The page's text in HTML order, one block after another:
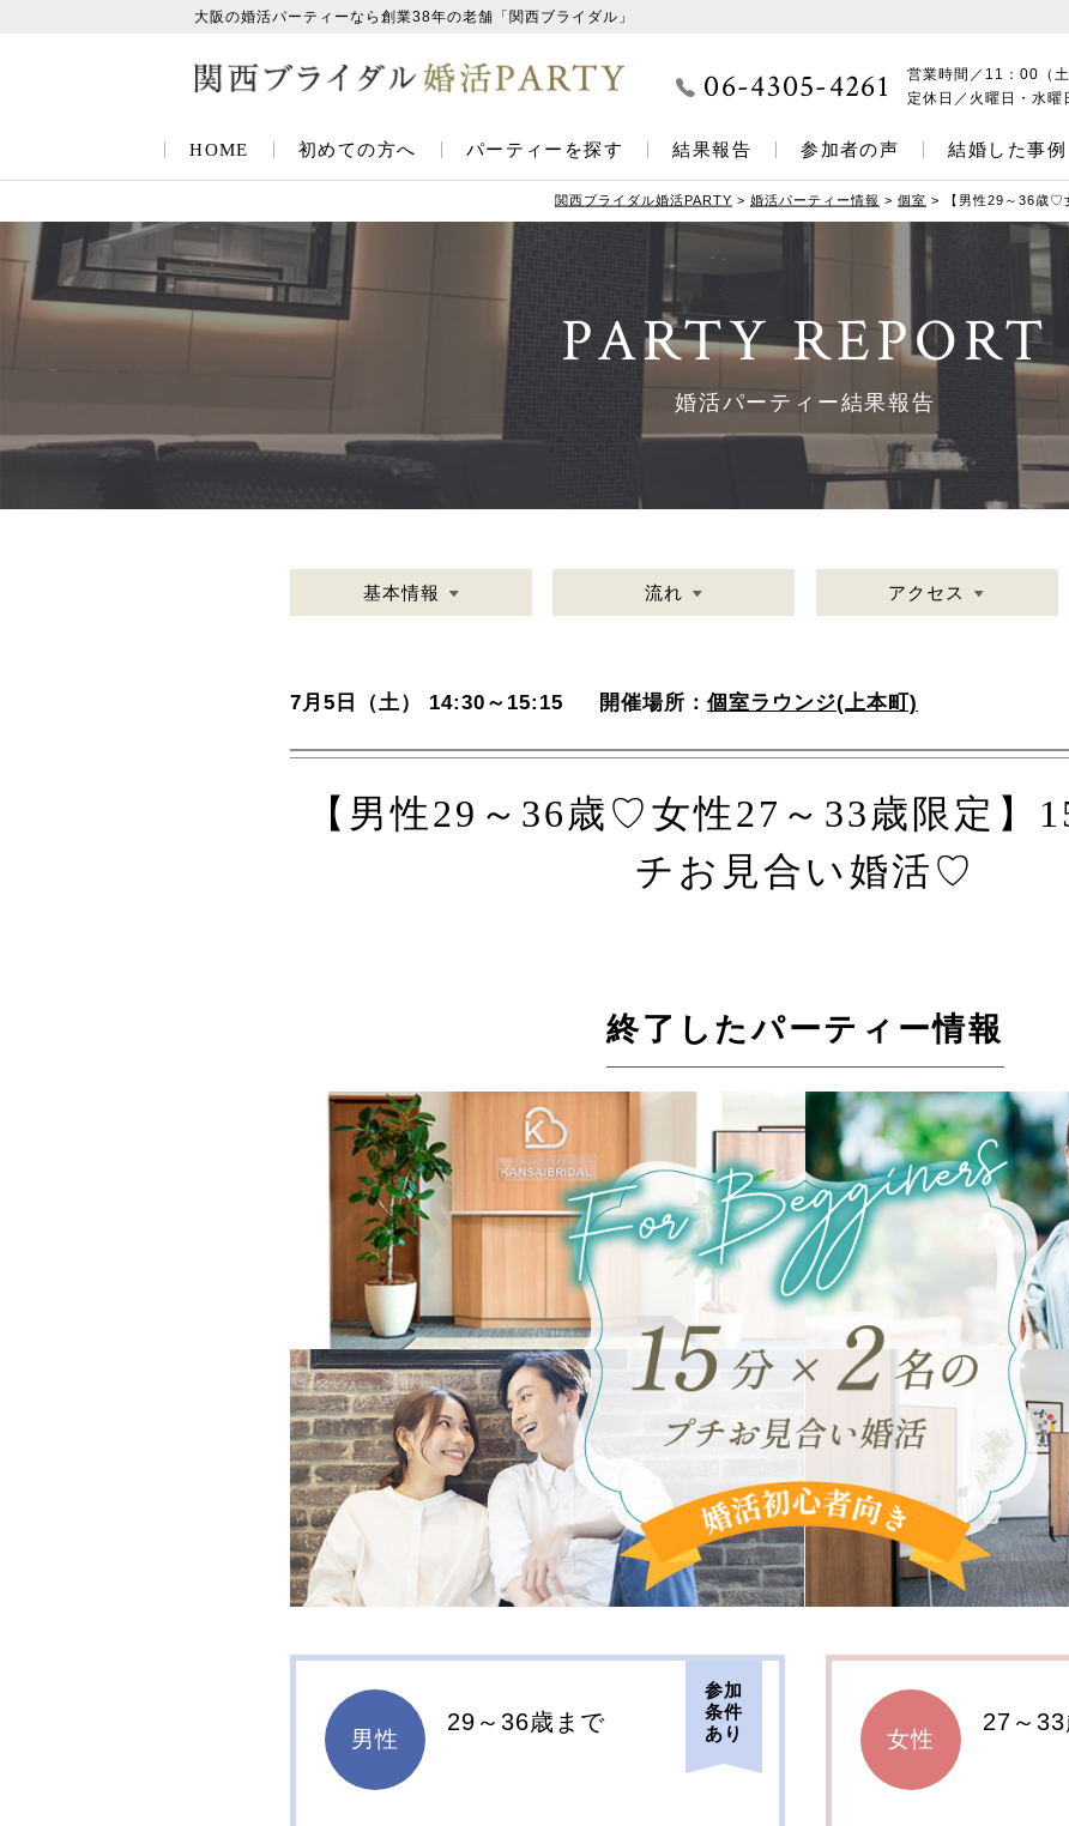
大阪の婚活パーティーなら創業38年の老舗「関西ブライダル」
06-4305-4261 営業時間／ 11：00（
定休日／ 火曜日・水曜
HOME 初めての方へ パーティーを探す 結果報告 参加者の声 結婚した事例
関西ブライダル婚活PARTY > 婚活パーティー情報 > 個室 > 【男性29～36歳
PARTY REPORT
婚活パーティー結果報告
基本情報 流れ アクセス
7月5日（土） 14:30～15:15 開催場所： 個室ラウンジ(上本町)
【男性29～36歳♡女性27～33歳限定】
チお見合い婚活♡
終了したパーティー情報
男性
29～36歳まで
参加
条件
あり
女性
27～